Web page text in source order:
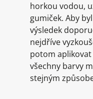
horkou vodou,
gumiček. Aby
výsledek
nejdříve
potom
všechny barvy
stejným